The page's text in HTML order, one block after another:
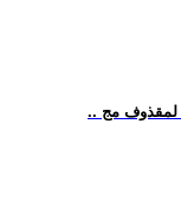
لمقذوف مج